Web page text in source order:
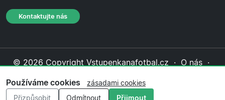
Kontaktujte nás
© 2026 Copyright Vstupenkanafotbal.cz · O nás ·
cookies·Redakční zásady
Používáme cookies
zásadami cookies
Přizpůsobit
Odmítnout Přijmout